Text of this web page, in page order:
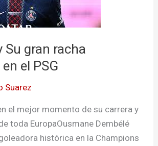
Su gran racha
el PSG
Suarez
el mejor momento de su carrera y
toda EuropaOusmane Dembélé
histórica en la Champions